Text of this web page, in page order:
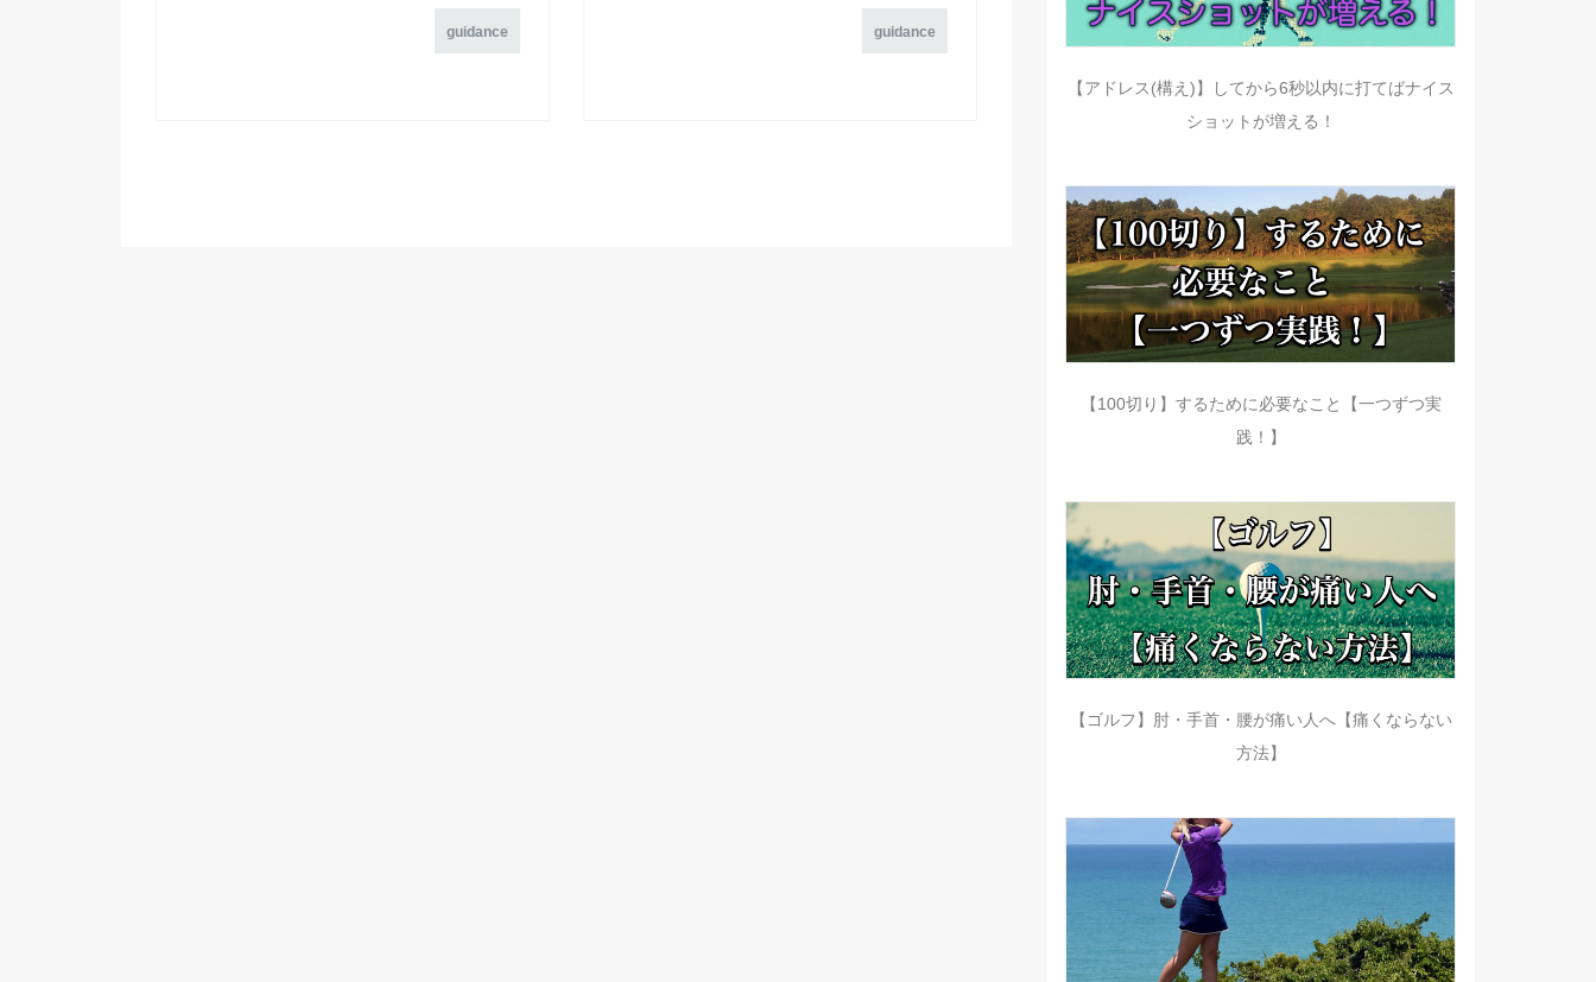
guidance guidance
【アドレス(構え)】してから6秒以内に打てばナイス
ショットが増える！
【100切り】するために必要なこと【一つずつ実
践！】
【ゴルフ】肘・手首・腰が痛い人へ【痛くならない
方法】